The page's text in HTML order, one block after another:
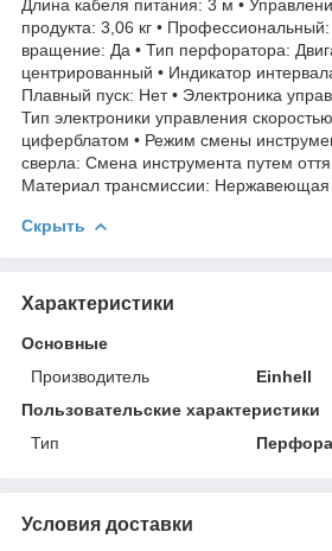
Длина кабеля питания: 3 м •
продукта: 3,06 кг •
вращение: Да • Тип перфоратора:
центрированный • Индикатор
Плавный пуск: Нет • Электроника
Тип электроники управления
циферблатом • Режим смены
сверла: Смена инструмента путем
Материал трансмиссии: Нержавеющая
Скрыть
Характеристики
Основные
Производитель
Einhell
Пользовательские характеристики
Тип
Условия доставки